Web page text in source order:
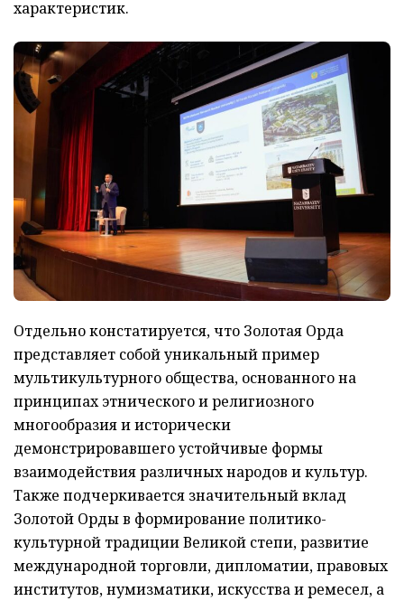
характеристик.
Отдельно констатируется, что Золотая Орда
представляет собой уникальный пример
мультикультурного общества, основанного на
принципах этнического и религиозного
многообразия и исторически
демонстрировавшего устойчивые формы
взаимодействия различных народов и культур.
Также подчеркивается значительный вклад
Золотой Орды в формирование политико-
культурной традиции Великой степи, развитие
международной торговли, дипломатии, правовых
институтов, нумизматики, искусства и ремесел, а